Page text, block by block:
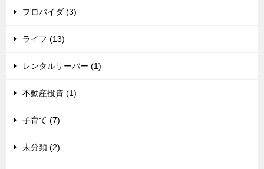
プロバイダ (3)
ライフ (13)
レンタルサーバー (1)
不動産投資 (1)
子育て (7)
未分類 (2)